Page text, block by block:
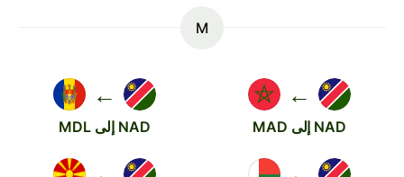
M
←
NAD إلى MAD
←
NAD إلى MDL